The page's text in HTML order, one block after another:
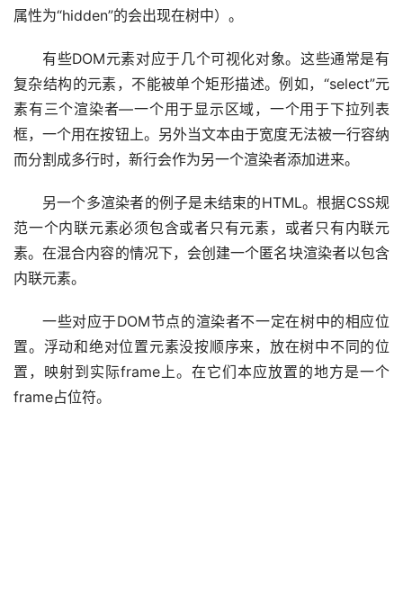
属性为“hidden”的会出现在树中）。
有些DOM元素对应于几个可视化对象。这些通常是有
复杂结构的元素，不能被单个矩形描述。例如，“select”元
素有三个渲染者—一个用于显示区域，一个用于下拉列表
框，一个用在按钮上。另外当文本由于宽度无法被一行容纳
而分割成多行时，新行会作为另一个渲染者添加进来。
另一个多渲染者的例子是未结束的HTML。根据CSS规
范一个内联元素必须包含或者只有元素，或者只有内联元
素。在混合内容的情况下，会创建一个匿名块渲染者以包含
内联元素。
一些对应于DOM节点的渲染者不一定在树中的相应位
置。浮动和绝对位置元素没按顺序来，放在树中不同的位
置，映射到实际frame上。在它们本应放置的地方是一个
frame占位符。